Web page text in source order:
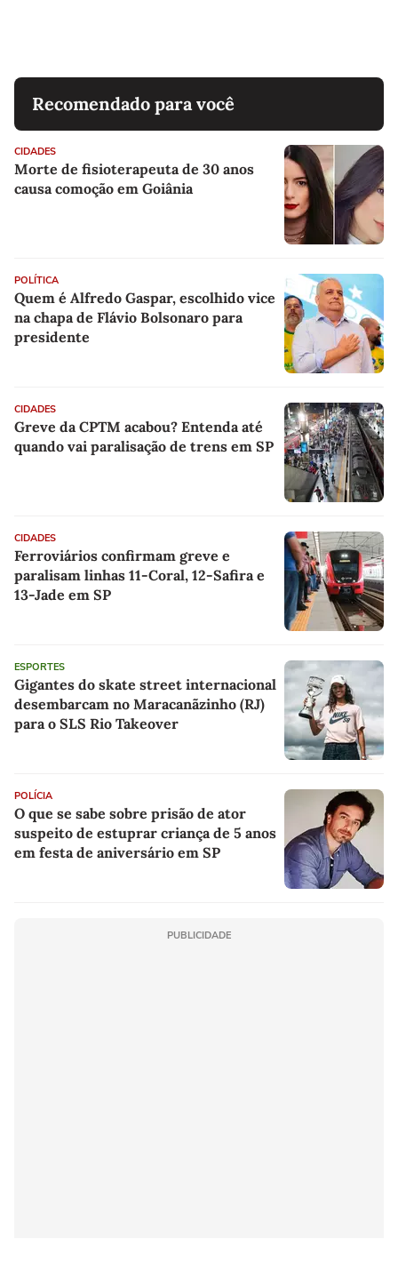
Recomendado para você
CIDADES
Morte de fisioterapeuta de 30 anos
causa comoção em Goiânia
POLÍTICA
Quem é Alfredo Gaspar, escolhido vice
na chapa de Flávio Bolsonaro para
presidente
CIDADES
Greve da CPTM acabou? Entenda até
quando vai paralisação de trens em SP
CIDADES
Ferroviários confirmam greve e
paralisam linhas 11-Coral, 12-Safira e
13-Jade em SP
ESPORTES
Gigantes do skate street internacional
desembarcam no Maracanãzinho (RJ)
para o SLS Rio Takeover
POLÍCIA
O que se sabe sobre prisão de ator
suspeito de estuprar criança de 5 anos
em festa de aniversário em SP
PUBLICIDADE